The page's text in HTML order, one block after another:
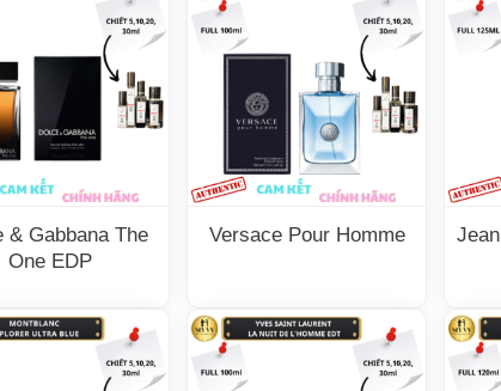
& Gabbana The
One EDP
Versace Pour Homme